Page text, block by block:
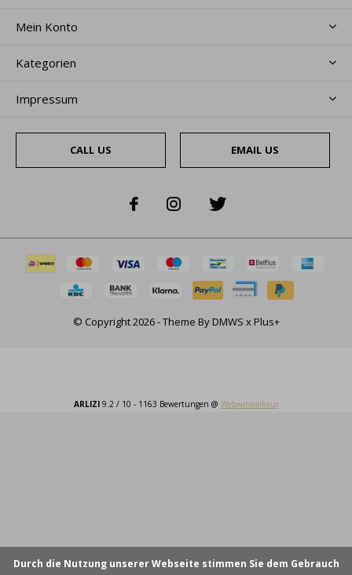
Mein Konto
Kategorien
Impressum
CALL US EMAIL US
© Copyright2026- Theme ByDMWS xPlus+
ARLIZI9.2/ 10 - 1163 Bewertungen @ Webwinkelkeur
Durch die Nutzung unserer Webseite stimmen Sie dem Gebrauch